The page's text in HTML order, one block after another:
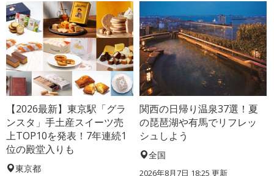
【2026最新】東京駅「グラ
ンスタ」手土産スイーツ売
上TOP10を発表！7年連続1
位の殿堂入りも
東京都
関西の日帰り温泉37選！夏
の琵琶湖や有馬でリフレッ
シュしよう
全国
2026年8月7日 18:25 更新